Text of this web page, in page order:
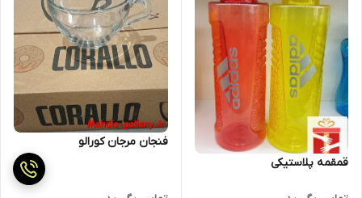
قمقمه پلاستیکی
فنجان مرجان کورالو